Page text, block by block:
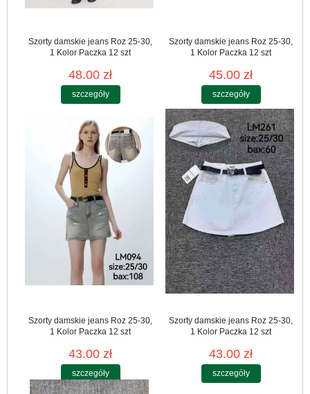
Szorty damskie jeans Roz 25-30,
1 Kolor Paczka 12 szt
48.00 zł
szczegóły
Szorty damskie jeans Roz 25-30,
1 Kolor Paczka 12 szt
45.00 zł
szczegóły
Szorty damskie jeans Roz 25-30,
1 Kolor Paczka 12 szt
43.00 zł
szczegóły
Szorty damskie jeans Roz 25-30,
1 Kolor Paczka 12 szt
43.00 zł
szczegóły